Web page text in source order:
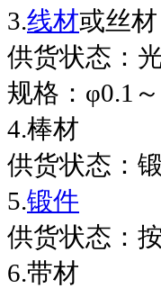
3.线材或丝材
供货状态：
规格： φ0.1 ～
4.棒材
供货状态：
5.锻件
供货状态：
6.带材